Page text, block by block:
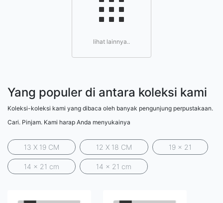
lihat lainnya..
Yang populer di antara koleksi kami
Koleksi-koleksi kami yang dibaca oleh banyak pengunjung perpustakaan.
Cari. Pinjam. Kami harap Anda menyukainya
13 X 19 CM 12 X 18 CM 19 x 21
14 x 21 cm 14 x 21 cm